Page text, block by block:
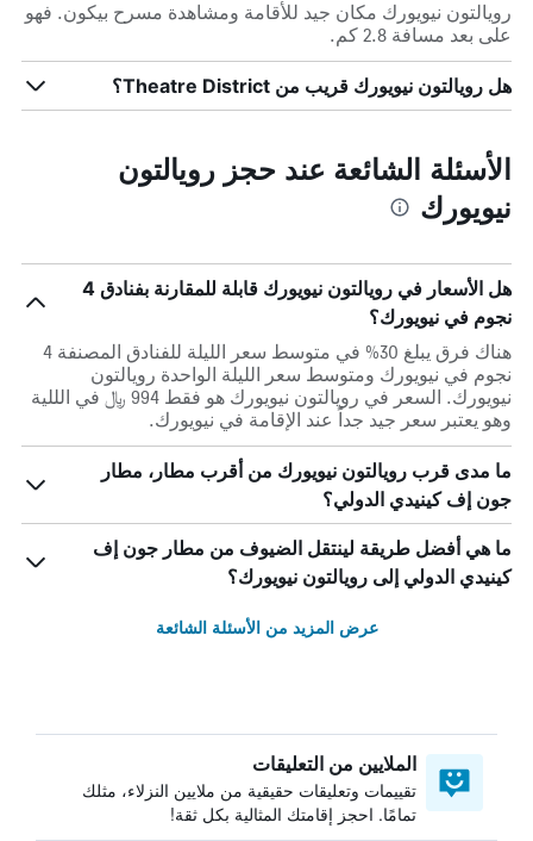
رويالتون نيويورك مكان جيد للأقامة ومشاهدة مسرح بيكون. فهو
على بعد مسافة 2.8 كم.
هل رويالتون نيويورك قريب من Theatre District؟
الأسئلة الشائعة عند حجز رويالتون
نيويورك
هل الأسعار في رويالتون نيويورك قابلة للمقارنة بفنادق 4
نجوم في نيويورك؟
هناك فرق يبلغ 30% في متوسط ​​سعر الليلة للفنادق المصنفة 4
نجوم في نيويورك ومتوسط ​​سعر الليلة الواحدة رويالتون
نيويورك. السعر في رويالتون نيويورك هو فقط 994 ﷼ في الللية
وهو يعتبر سعر جيد جداً عند الإقامة في نيويورك.
ما مدى قرب رويالتون نيويورك من أقرب مطار، مطار
جون إف كينيدي الدولي؟
ما هي أفضل طريقة لينتقل الضيوف من مطار جون إف
كينيدي الدولي إلى رويالتون نيويورك؟
عرض المزيد من الأسئلة الشائعة
الملايين من التعليقات
تقييمات وتعليقات حقيقية من ملايين النزلاء، مثلك
تمامًا. احجز إقامتك المثالية بكل ثقة!